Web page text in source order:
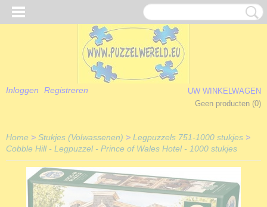
Inloggen Registreren
UW WINKELWAGEN
Geen producten (0)
Home > Stukjes (Volwassenen) > Legpuzzels 751-1000 stukjes >
Cobble Hill - Legpuzzel - Prince of Wales Hotel - 1000 stukjes